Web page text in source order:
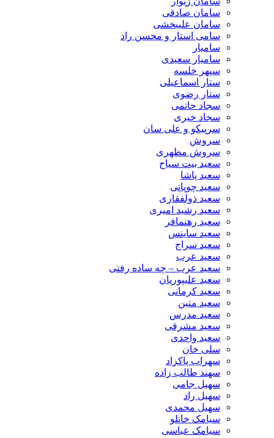
سامان صادقی
سامان علیبخشی
سامی استار و محسن راد
سامیار
سامیار سعیدی
سپهر خلسه
ستار اسماعیلی
ستار رضوی
سجاد حاتمی
سجاد خیری
سرپیکو و علی سان
سروش
سروش مظهری
سعید بیت سیاح
سعید پاشا
سعید چوپانی
سعید ذولفقاری
سعید رشید امیری
سعید رهنمافر
سعید ساینس
سعید سراج
سعید عرب
سعید عرب – چه ساده رفتی
سعید علیپوریان
سعید کرمانی
سعید متین
سعید مدرس
سعید مشرقی
سعید واحدی
سلی خان
سهراب پاکزاد
سهند طالب زاده
سهیل جامی
سهیل راد
سهیل محمدی
سیامک خانلو
سیامک عباسی